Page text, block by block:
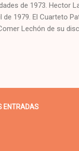
de 1973. Hector
1979. El Cuarteto
Lechón de su
ENTRADAS